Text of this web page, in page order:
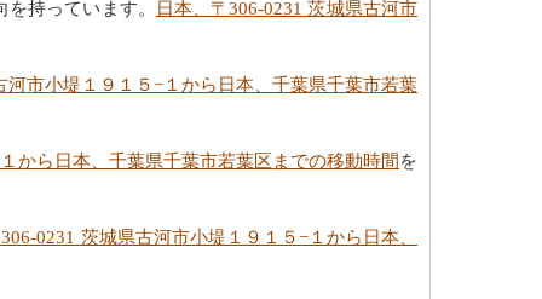
持っています。 日本、〒306-0231 茨城県古河市
河市小堤１９１５−１から日本、千葉県千葉市若葉
から日本、千葉県千葉市若葉区までの移動時間を
0231 茨城県古河市小堤１９１５−１から日本、